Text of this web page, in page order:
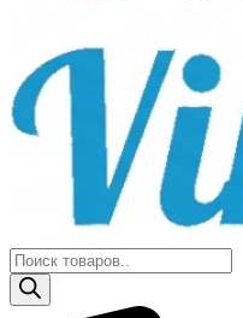
Поиск
товаров